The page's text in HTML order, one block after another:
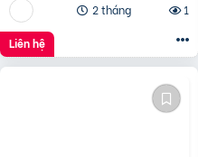
2 tháng
1
Liên hệ